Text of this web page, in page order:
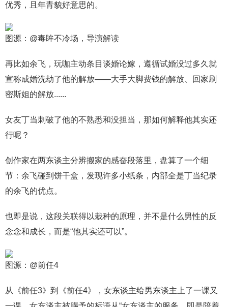
优秀，且年青貌好意思的。
图源：@毒眸不冷场，导演解读
再比如余飞，玩咖主动条目谈婚论嫁，遵循试婚没过多久就
宣称成婚洗劫了他的解放——大手大脚费钱的解放、回家刷
密斯姐的解放......
女友丁当刺破了他的不熟悉和没担当，那如何解释他其实还
行呢？
创作家在两东谈主分辨搬家的感奋段落里，盘算了一个细
节：余飞碰到饼干盒，发现许多小纸条，内部全是丁当纪录
的余飞的优点。
也即是说，这段关联得以栽种的原理，并不是什么男性的反
念念和成长，而是“他其实还可以”。
图源：@前任4
从《前任3》到《前任4》，女东谈主给男东谈主上了一课又